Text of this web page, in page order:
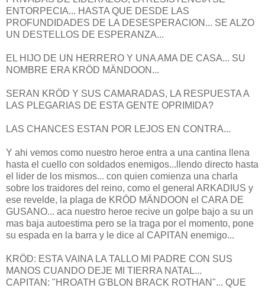
ENTORPECIA... HASTA QUE DESDE LAS
PROFUNDIDADES DE LA DESESPERACION... SE ALZO
UN DESTELLOS DE ESPERANZA...
EL HIJO DE UN HERRERO Y UNA AMA DE CASA... SU
NOMBRE ERA KRÖD MÄNDOON...
SERAN KRÖD Y SUS CAMARADAS, LA RESPUESTA A
LAS PLEGARIAS DE ESTA GENTE OPRIMIDA?
LAS CHANCES ESTAN POR LEJOS EN CONTRA...
Y ahi vemos como nuestro heroe entra a una cantina llena
hasta el cuello con soldados enemigos...llendo directo hasta
el lider de los mismos... con quien comienza una charla
sobre los traidores del reino, como el general ARKADIUS y
ese revelde, la plaga de KRÖD MÄNDOON el CARA DE
GUSANO... aca nuestro heroe recive un golpe bajo a su un
mas baja autoestima pero se la traga por el momento, pone
su espada en la barra y le dice al CAPITAN enemigo...
KRÖD: ESTA VAINA LA TALLO MI PADRE CON SUS
MANOS CUANDO DEJE MI TIERRA NATAL...
CAPITAN: "HROATH G'BLON BRACK ROTHAN"... QUE